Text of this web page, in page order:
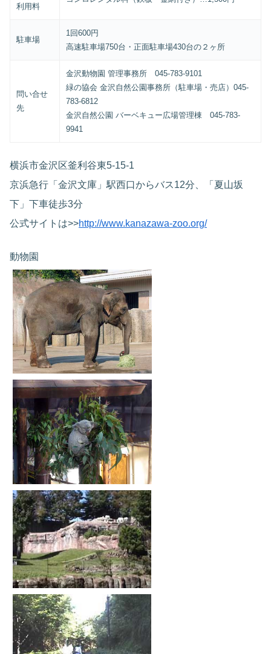
利用料
駐車場
1回600円
高速駐車場750台・正面駐車場430台の２ヶ所
問い合せ
先
金沢動物園 管理事務所 045-783-9101
緑の協会 金沢自然公園事務所（駐車場・売店）045-
783-6812
金沢自然公園 バーベキュー広場管理棟 045-783-
9941
横浜市金沢区釜利谷東5-15-1
京浜急行「金沢文庫」駅西口からバス12分、「夏山坂
下」下車徒歩3分
公式サイトは>>http://www.kanazawa-zoo.org/
動物園